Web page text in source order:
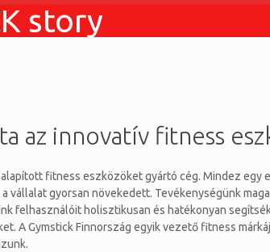
story
az innovatív fitness
fitness eszközöket gyártó cég. Mindez egy
vállalat gyorsan növekedett. Tevékenységünk
felhasználóit holisztikusan és hatékonyan
A Gymstick Finnország egyik vezető fitness